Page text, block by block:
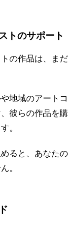
トのサポート
の作品は、ま
地域のアート
彼らの作品を
。
ると、あなた
。